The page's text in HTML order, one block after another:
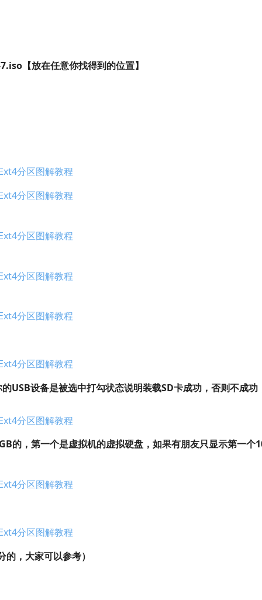
【放在任意你找得到的位置】
USB设备是被选中打勾状态说明装载SD卡成功，否则不成功
的，第一个是虚拟机的虚拟硬盘，如果有朋友只显示第一个
，大家可以参考）